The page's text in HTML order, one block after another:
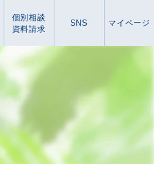
個別相談
資料請求
SNS マイページ